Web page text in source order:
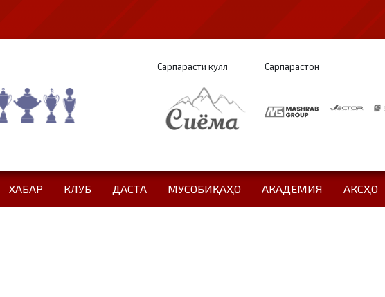
Сарпарасти кулл Сарпарастон
ХАБАР КЛУБ ДАСТА МУСОБИҚАҲО АКАДЕМИЯ АКСҲО